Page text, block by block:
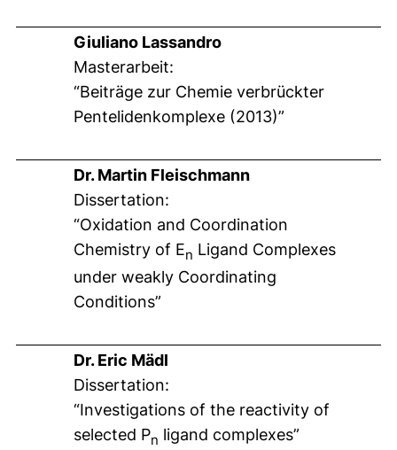
Giuliano Lassandro
Masterarbeit:
“Beiträge zur Chemie verbrückter
Pentelidenkomplexe (2013)”
Dr. Martin Fleischmann
Dissertation:
“Oxidation and Coordination
Chemistry of En Ligand Complexes
under weakly Coordinating
Conditions”
Dr. Eric Mädl
Dissertation:
“Investigations of the reactivity of
selected Pn ligand complexes”